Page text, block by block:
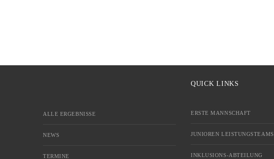
ALLE ERGEBNISSE
NEWS
TERMINE
QUICK LINKS
ERSTE MANNSCHAFT
JUNIOREN LEISTUNGSTEAMS
INKLUSIONS-ABTEILUNG